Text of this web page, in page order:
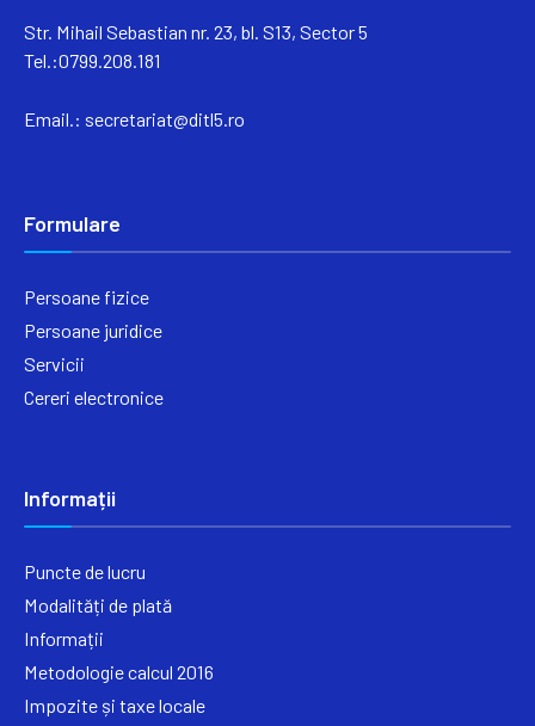
Str. Mihail Sebastian nr. 23, bl. S13, Sector 5
Tel.:0799.208.181
Email.: secretariat@ditl5.ro
Formulare
Persoane fizice
Persoane juridice
Servicii
Cereri electronice
Informații
Puncte de lucru
Modalități de plată
Informații
Metodologie calcul 2016
Impozite și taxe locale